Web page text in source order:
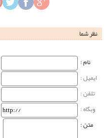
نظر شما
نام‌ :
ایمیل :
تلفن :
وبگاه‌ :
متن :